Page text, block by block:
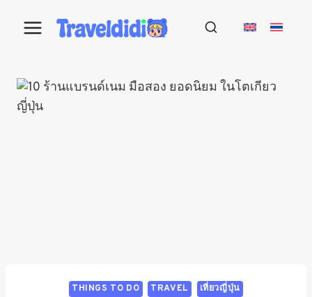
THINGS TO DO TRAVEL เที่ยวญี่ปุ่น